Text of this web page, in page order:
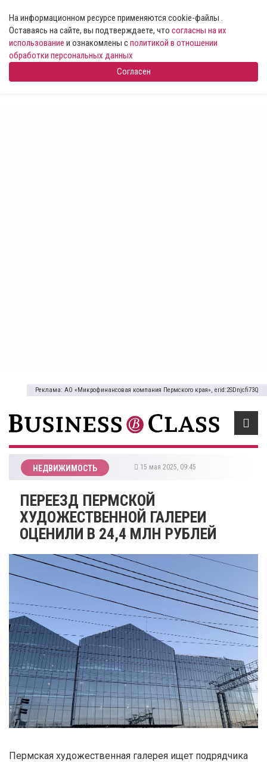
На информационном ресурсе применяются cookie-файлы .
Оставаясь на сайте, вы подтверждаете, что согласны на их
использование и ознакомлены сполитикой в отношении
обработки персональных данных
Согласен
Реклама: АО «Микрофинансовая компания Пермского края», erid:2SDnjcfi73Q
НЕДВИЖИМОСТЬ 15 мая 2025, 09:45
ПЕРЕЕЗД ПЕРМСКОЙ
ХУДОЖЕСТВЕННОЙ ГАЛЕРЕИ
ОЦЕНИЛИ В 24,4 МЛН РУБЛЕЙ
Пермская художественная галерея ищет подрядчика